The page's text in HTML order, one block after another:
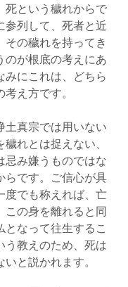
死という穢れからで
参列して、死者と近
その穢れを持ってき
のが根底の考えにあ
みにこれは、どちら
え方です。
土真宗では用いない
れとは捉えない、
忌み嫌うものではな
らです。ご信心が具
度でも称えれば、亡
この身を離れると同
となって往生するこ
う教えのため、死は
と説かれます。